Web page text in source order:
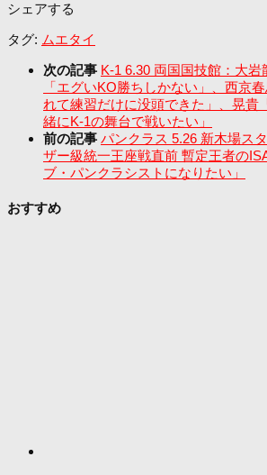
シェアする
タグ: ムエタイ
次の記事 K-1 6.30 両国国技館：大
「エグいKO勝ちしかない」、西京
れて練習だけに没頭できた」、晃貴
緒にK-1の舞台で戦いたい」
前の記事 パンクラス 5.26 新木場ス
ザー級統一王座戦直前 暫定王者の
ブ・パンクラシストになりたい」
おすすめ